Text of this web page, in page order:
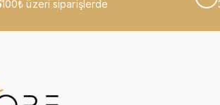
100₺ üzeri siparişlerde